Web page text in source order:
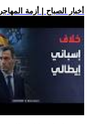
.. أخبار الصباح | أزمة